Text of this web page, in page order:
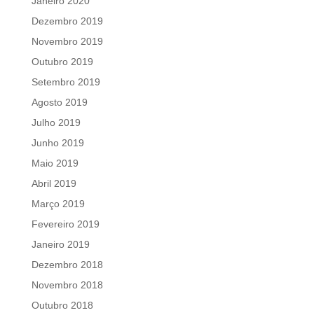
Dezembro 2019
Novembro 2019
Outubro 2019
Setembro 2019
Agosto 2019
Julho 2019
Junho 2019
Maio 2019
Abril 2019
Março 2019
Fevereiro 2019
Janeiro 2019
Dezembro 2018
Novembro 2018
Outubro 2018